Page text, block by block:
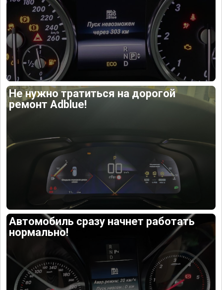
Не нужно тратиться на дорогой
ремонт Adblue!
Автомобиль сразу начнет работать
нормально!